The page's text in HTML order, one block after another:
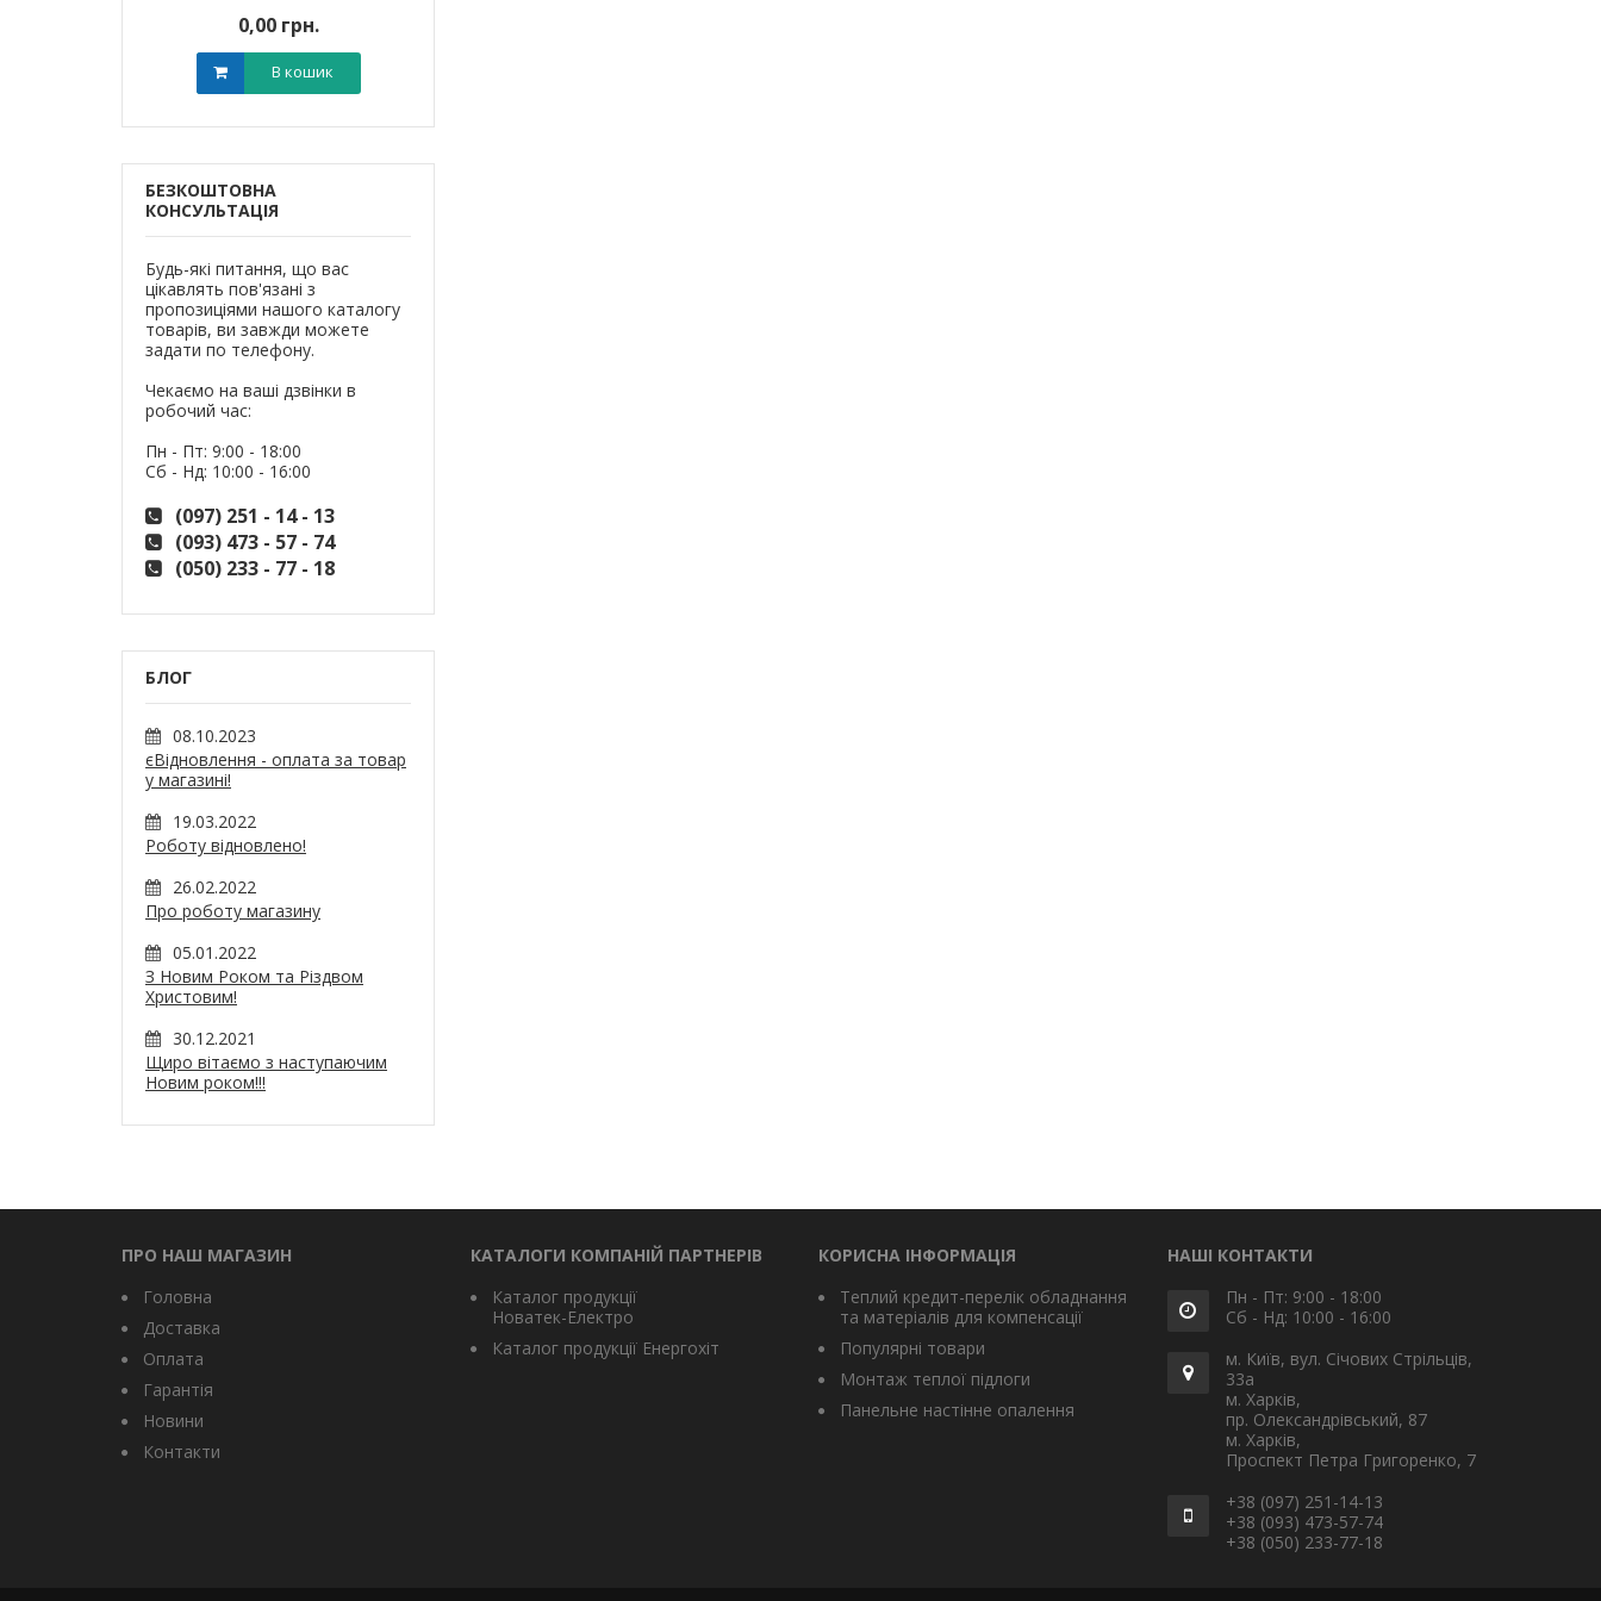
0,00 грн.
В кошик
БЕЗКОШТОВНА
КОНСУЛЬТАЦІЯ
Будь-які питання, що вас
цікавлять пов'язані з
пропозиціями нашого каталогу
товарів, ви завжди можете
задати по телефону.
Чекаємо на ваші дзвінки в
робочий час:
Пн - Пт: 9:00 - 18:00
Сб - Нд: 10:00 - 16:00
(097) 251 - 14 - 13
(093) 473 - 57 - 74
(050) 233 - 77 - 18
БЛОГ
08.10.2023
єВідновлення - оплата за товар
у магазині!
19.03.2022
Роботу відновлено!
26.02.2022
Про роботу магазину
05.01.2022
З Новим Роком та Різдвом
Христовим!
30.12.2021
Щиро вітаємо з наступаючим
Новим роком!!!
ПРО НАШ МАГАЗИН
Головна
Доставка
Оплата
Гарантія
Новини
Контакти
КАТАЛОГИ КОМПАНІЙ ПАРТНЕРІВ
Каталог продукції
Новатек-Електро
Каталог продукції Енергохіт
КОРИСНА ІНФОРМАЦІЯ
Теплий кредит-перелік обладнання
та матеріалів для компенсації
Популярні товари
Монтаж теплої підлоги
Панельне настінне опалення
НАШІ КОНТАКТИ
Пн - Пт: 9:00 - 18:00
Сб - Нд: 10:00 - 16:00
м. Київ, вул. Січових Стрільців,
33а
м. Харків,
пр. Олександрівський, 87
м. Харків,
Проспект Петра Григоренко, 7
+38 (097) 251-14-13
+38 (093) 473-57-74
+38 (050) 233-77-18